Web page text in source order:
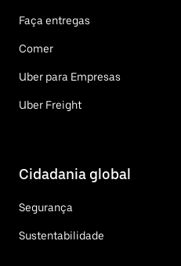
Faça entregas
Comer
Uber para Empresas
Uber Freight
Cidadania global
Segurança
Sustentabilidade